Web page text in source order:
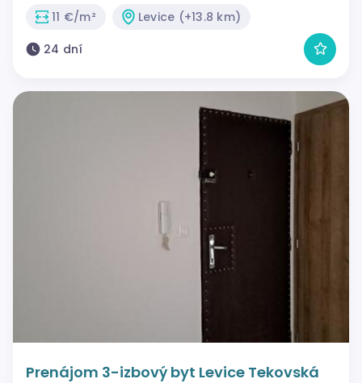
11 €/m²
Levice (+13.8 km)
24 dní
Prenájom 3-izbový byt Levice Tekovská